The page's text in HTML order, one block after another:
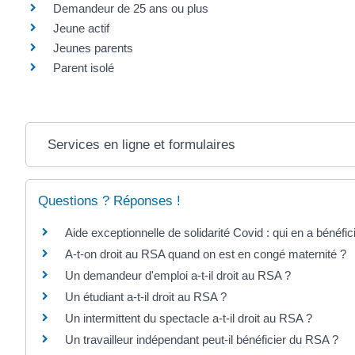
Demandeur de 25 ans ou plus
Jeune actif
Jeunes parents
Parent isolé
Services en ligne et formulaires
Questions ? Réponses !
Aide exceptionnelle de solidarité Covid : qui en a
A-t-on droit au RSA quand on est en congé maternité ?
Un demandeur d'emploi a-t-il droit au RSA ?
Un étudiant a-t-il droit au RSA ?
Un intermittent du spectacle a-t-il droit au RSA ?
Un travailleur indépendant peut-il bénéficier du RSA ?